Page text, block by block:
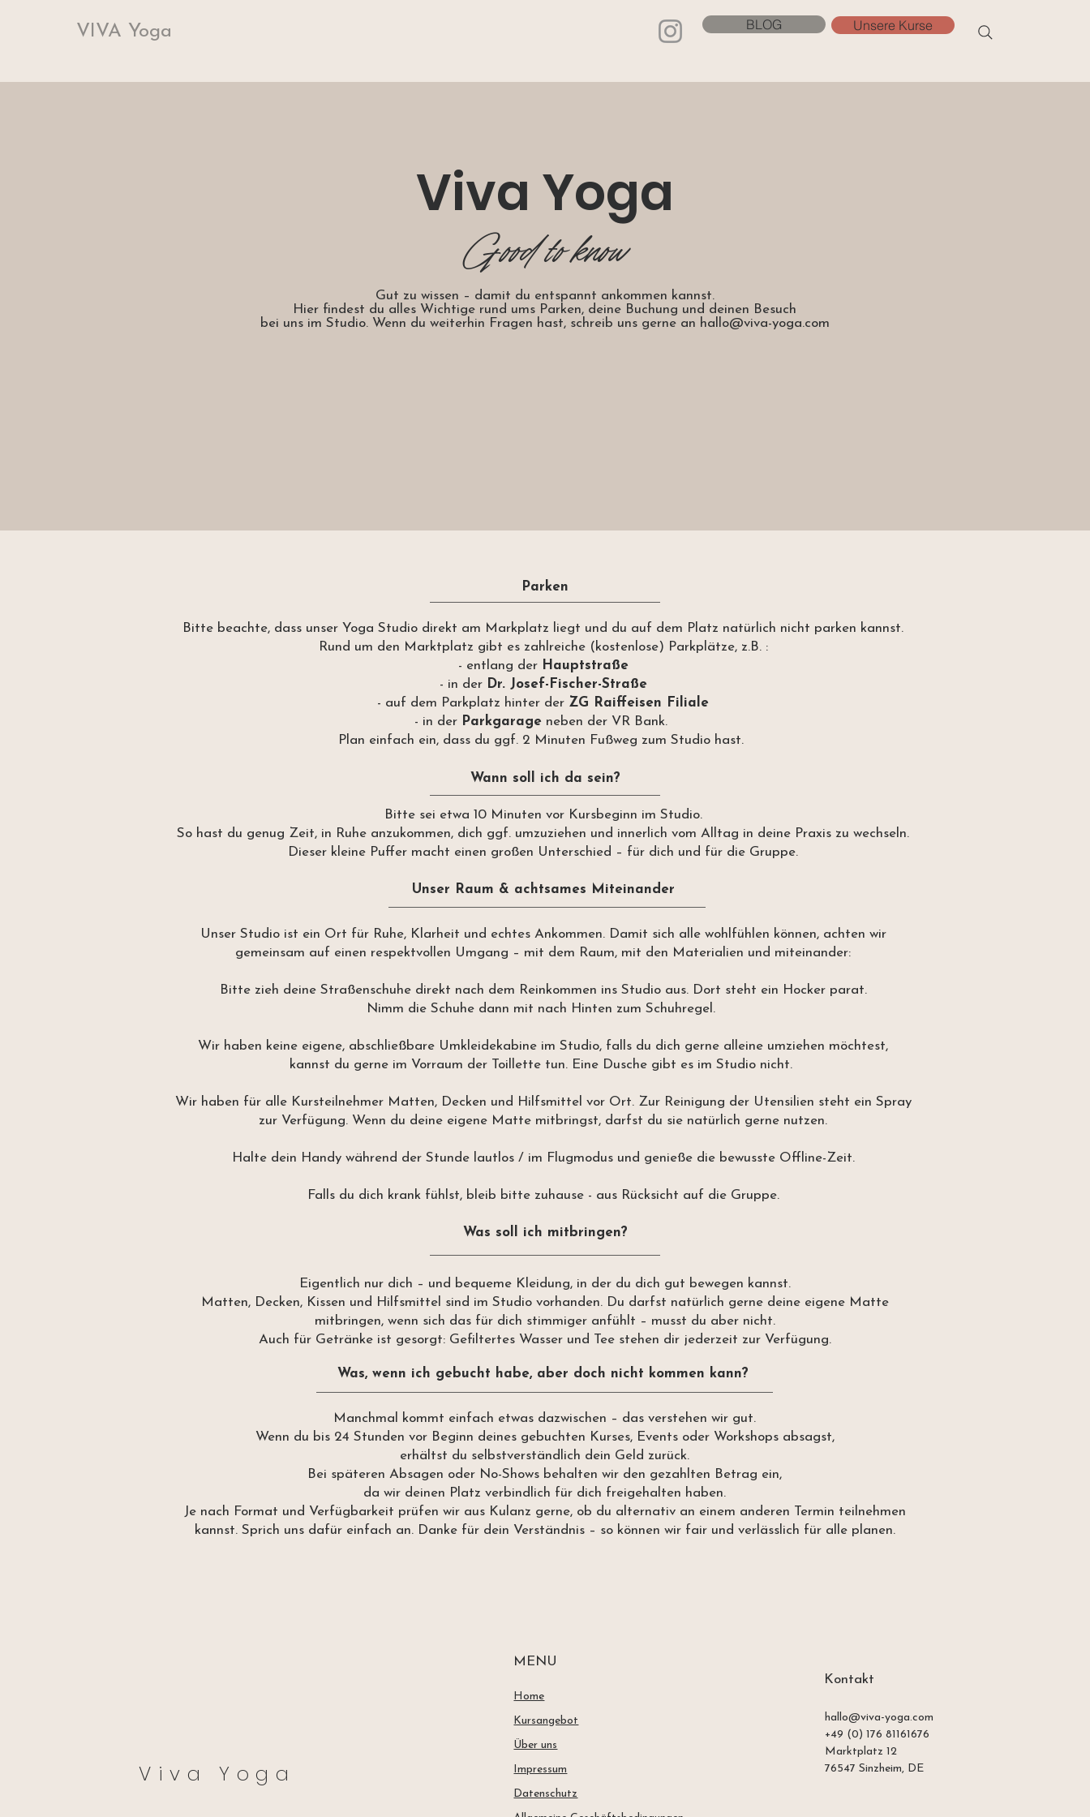
VIVA Yoga BLOG Unsere Kurse
Viva Yoga
Good to know
Gut zu wissen – damit du entspannt ankommen kannst.
Hier findest du alles Wichtige rund ums Parken, deine Buchung und deinen Besuch
bei uns im Studio. Wenn du weiterhin Fragen hast, schreib uns gerne an hallo@viva-yoga.com
Parken
Bitte beachte, dass unser Yoga Studio direkt am Markplatz liegt und du auf dem Platz natürlich nicht parken kannst.
Rund um den Marktplatz gibt es zahlreiche (kostenlose) Parkplätze, z.B. :
- entlang der Hauptstraße
- in der Dr. Josef-Fischer-Straße
- auf dem Parkplatz hinter der ZG Raiffeisen Filiale
- in der Parkgarage neben der VR Bank.
Plan einfach ein, dass du ggf. 2 Minuten Fußweg zum Studio hast.
Wann soll ich da sein?
Bitte sei etwa 10 Minuten vor Kursbeginn im Studio.
So hast du genug Zeit, in Ruhe anzukommen, dich ggf. umzuziehen und innerlich vom Alltag in deine Praxis zu wechseln.
Dieser kleine Puffer macht einen großen Unterschied – für dich und für die Gruppe.
Unser Raum & achtsames Miteinander
Unser Studio ist ein Ort für Ruhe, Klarheit und echtes Ankommen. Damit sich alle wohlfühlen können, achten wir
gemeinsam auf einen respektvollen Umgang – mit dem Raum, mit den Materialien und miteinander:
Bitte zieh deine Straßenschuhe direkt nach dem Reinkommen ins Studio aus. Dort steht ein Hocker parat.
Nimm die Schuhe dann mit nach Hinten zum Schuhregel.
Wir haben keine eigene, abschließbare Umkleidekabine im Studio, falls du dich gerne alleine umziehen möchtest,
kannst du gerne im Vorraum der Toillette tun. Eine Dusche gibt es im Studio nicht.
Wir haben für alle Kursteilnehmer Matten, Decken und Hilfsmittel vor Ort. Zur Reinigung der Utensilien steht ein Spray
zur Verfügung. Wenn du deine eigene Matte mitbringst, darfst du sie natürlich gerne nutzen.
Halte dein Handy während der Stunde lautlos / im Flugmodus und genieße die bewusste Offline-Zeit.
Falls du dich krank fühlst, bleib bitte zuhause - aus Rücksicht auf die Gruppe.
Was soll ich mitbringen?
Eigentlich nur dich – und bequeme Kleidung, in der du dich gut bewegen kannst.
Matten, Decken, Kissen und Hilfsmittel sind im Studio vorhanden. Du darfst natürlich gerne deine eigene Matte
mitbringen, wenn sich das für dich stimmiger anfühlt – musst du aber nicht.
Auch für Getränke ist gesorgt: Gefiltertes Wasser und Tee stehen dir jederzeit zur Verfügung.
Was, wenn ich gebucht habe, aber doch nicht kommen kann?
Manchmal kommt einfach etwas dazwischen – das verstehen wir gut.
Wenn du bis 24 Stunden vor Beginn deines gebuchten Kurses, Events oder Workshops absagst,
erhältst du selbstverständlich dein Geld zurück.
Bei späteren Absagen oder No-Shows behalten wir den gezahlten Betrag ein,
da wir deinen Platz verbindlich für dich freigehalten haben.
Je nach Format und Verfügbarkeit prüfen wir aus Kulanz gerne, ob du alternativ an einem anderen Termin teilnehmen
kannst. Sprich uns dafür einfach an. Danke für dein Verständnis – so können wir fair und verlässlich für alle planen.
Viva Yoga
MENU
Home
Kursangebot
Über uns
Impressum
Datenschutz
Kontakt
hallo@viva-yoga.com
+49 (0) 176 81161676
Marktplatz 12
76547 Sinzheim, DE